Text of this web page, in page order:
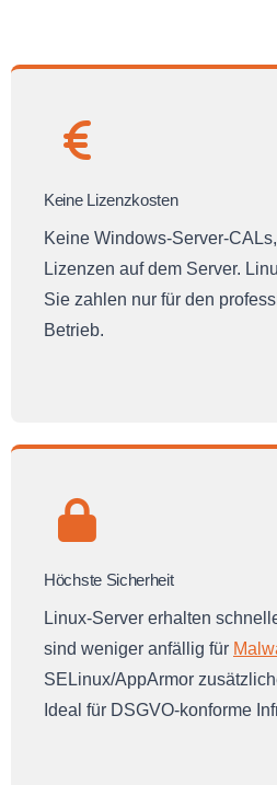
Keine Lizenzkosten
Keine Windows-Server-
Lizenzen auf dem Server.
Sie zahlen nur für den
Betrieb.
Höchste Sicherheit
Linux-Server erhalten
sind weniger anfällig für
SELinux/AppArmor
Ideal für DSGVO-konforme